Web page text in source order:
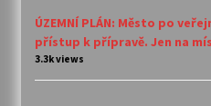
ÚZEMNÍ PLÁN: Město po
přístup k přípravě. Jen na
3.3k views